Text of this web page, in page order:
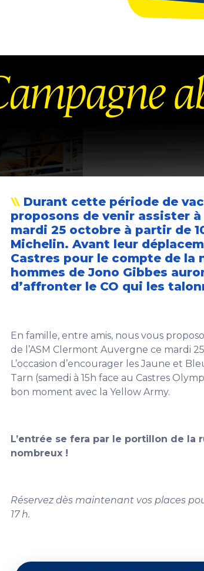
Durant cette période de
proposons de venir assister
mardi 25 octobre à partir de
Michelin. Avant leur
Castres pour le compte de la
hommes de Jono Gibbes
d’affronter le CO qui les
En famille, entre amis, nous vous
de l’ASM Clermont Auvergne ce mardi
L’occasion d’encourager les Jaune et
Tarn (samedi à 15h face au Castres
bon moment avec la Yellow Army.
L’entrée se fera par le portillon de la
nombreux !
Réservez dès maintenant vos places
17 h.